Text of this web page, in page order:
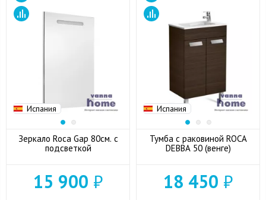
Испания
Зеркало Roca Gap 80см. с
подсветкой
15 900 ₽
Испания
Тумба с раковиной ROCA
DEBBA 50 (венге)
18 450 ₽